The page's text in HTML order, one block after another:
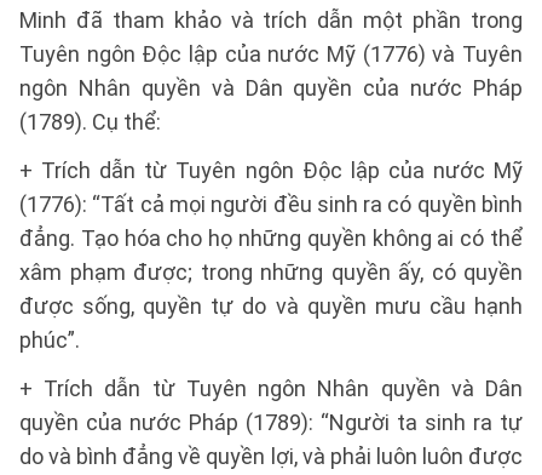
Minh đã tham khảo và trích dẫn một phần trong
Tuyên ngôn Độc lập của nước Mỹ (1776) và Tuyên
ngôn Nhân quyền và Dân quyền của nước Pháp
(1789). Cụ thể:
+ Trích dẫn từ Tuyên ngôn Độc lập của nước Mỹ
(1776): “Tất cả mọi người đều sinh ra có quyền bình
đẳng. Tạo hóa cho họ những quyền không ai có thể
xâm phạm được; trong những quyền ấy, có quyền
được sống, quyền tự do và quyền mưu cầu hạnh
phúc”.
+ Trích dẫn từ Tuyên ngôn Nhân quyền và Dân
quyền của nước Pháp (1789): “Người ta sinh ra tự
do và bình đẳng về quyền lợi, và phải luôn luôn được